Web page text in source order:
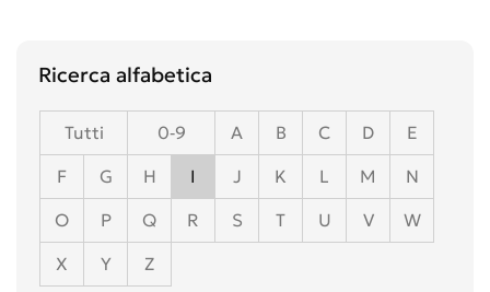
Ricerca alfabetica
Tutti 0-9 A B C D
E
F
G H I J K L M
N
O
P Q R S T U V
W
X
Y Z